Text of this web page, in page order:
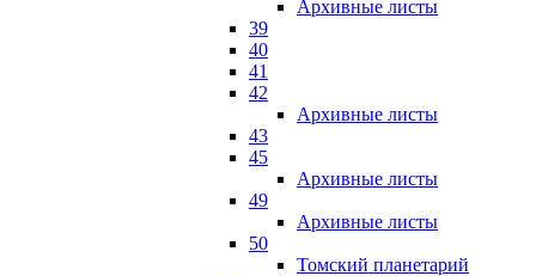
Архивные листы
39
40
41
42
Архивные листы
43
45
Архивные листы
49
Архивные листы
50
Томский планетарий